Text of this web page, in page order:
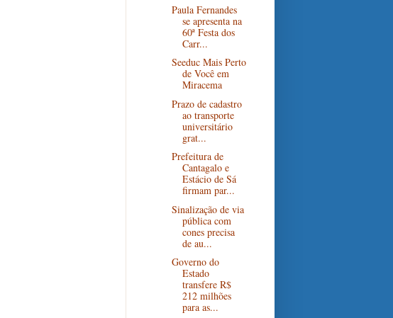
Paula Fernandes
se apresenta na
60ª Festa dos
Carr...
Seeduc Mais Perto
de Você em
Miracema
Prazo de cadastro
ao transporte
universitário
grat...
Prefeitura de
Cantagalo e
Estácio de Sá
firmam par...
Sinalização de via
pública com
cones precisa
de au...
Governo do
Estado
transfere R$
212 milhões
para as...